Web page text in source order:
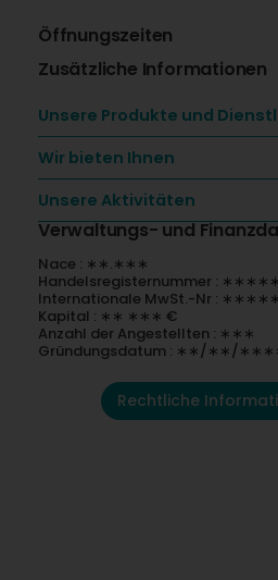
Öffnungszeiten
Zusätzliche Informationen
Unsere Produkte und
Wir bieten Ihnen
Unsere Aktivitäten
Verwaltungs- und
Nace : ∗∗.∗∗∗
Handelsregisternummer :
Internationale MwSt.-Nr :
Kapital : ∗∗ ∗∗∗ €
Anzahl der Angestellten : ∗∗∗
Gründungsdatum : ∗∗/∗∗/
Rechtliche